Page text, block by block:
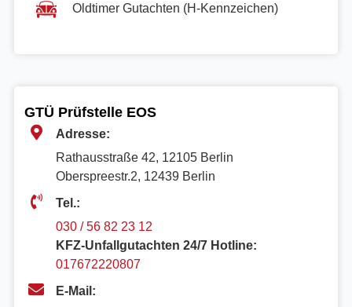
Oldtimer Gutachten (H-Kennzeichen)
GTÜ Prüfstelle EOS
Adresse:
Rathausstraße 42, 12105 Berlin
Oberspreestr.2, 12439 Berlin​
Tel.:
030 / 56 82 23 12
KFZ-Unfallgutachten 24/7 Hotline:
017672220807
E-Mail: